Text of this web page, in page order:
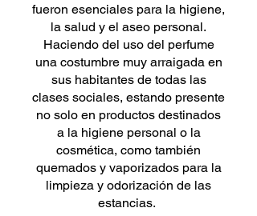
fueron esenciales para la higiene,
la salud y el aseo personal.
Haciendo del uso del perfume
una costumbre muy arraigada en
sus habitantes de todas las
clases sociales, estando presente
no solo en productos destinados
a la higiene personal o la
cosmética, como también
quemados y vaporizados para la
limpieza y odorización de las
estancias.